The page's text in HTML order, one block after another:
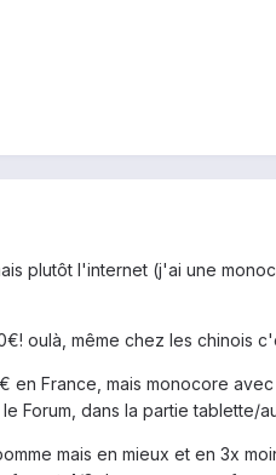
plutôt l'internet (j'ai une
oulà, même chez les chinois
en France, mais monocore
Forum, dans la partie tablette/
mais en mieux et en 3x